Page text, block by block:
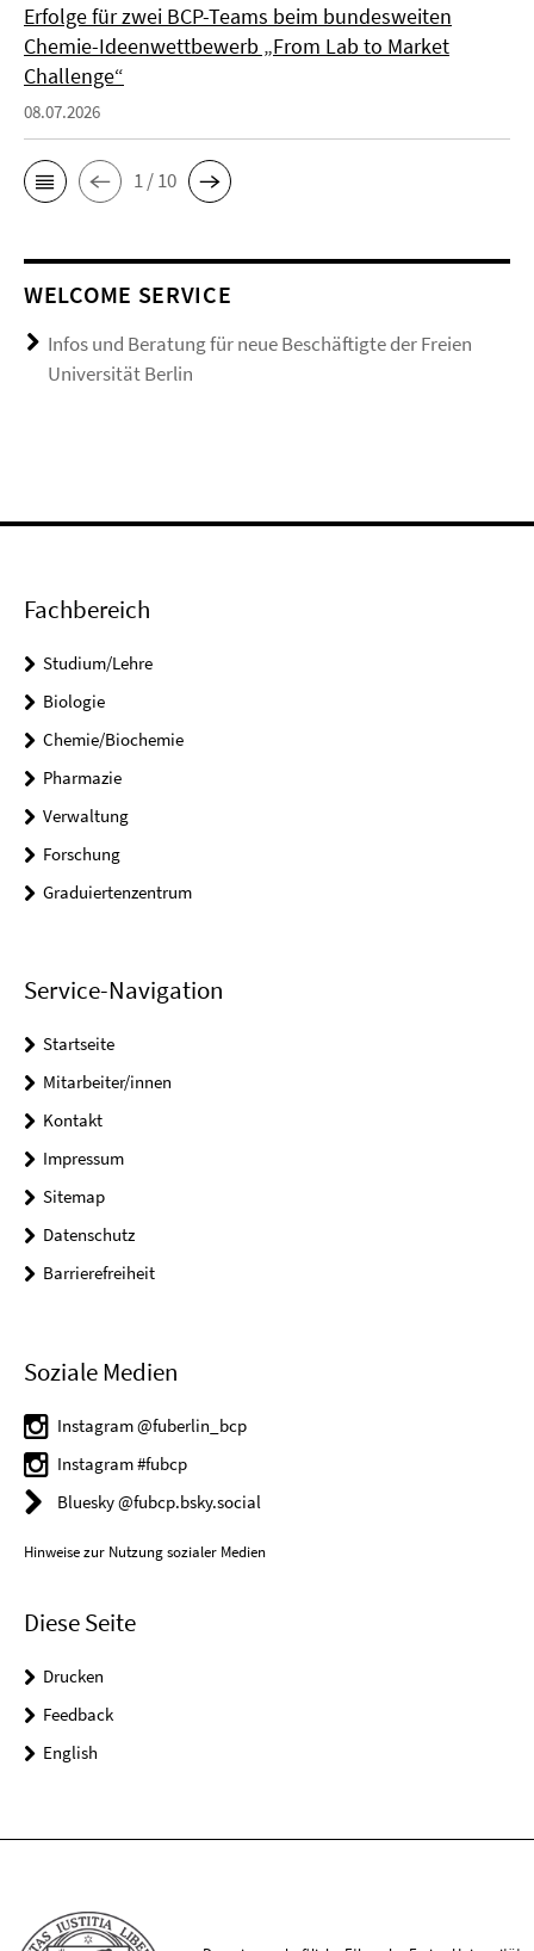
Erfolge für zwei BCP-Teams beim bundesweiten
Chemie-Ideenwettbewerb „From Lab to Market
Challenge“
08.07.2026
1 / 10
WELCOME SERVICE
Infos und Beratung für neue Beschäftigte der Freien
Universität Berlin
Fachbereich
Studium/Lehre
Biologie
Chemie/Biochemie
Pharmazie
Verwaltung
Forschung
Graduiertenzentrum
Service-Navigation
Startseite
Mitarbeiter/innen
Kontakt
Impressum
Sitemap
Datenschutz
Barrierefreiheit
Soziale Medien
Instagram @fuberlin_bcp
Instagram #fubcp
Bluesky @fubcp.bsky.social
Hinweise zur Nutzung sozialer Medien
Diese Seite
Drucken
Feedback
English